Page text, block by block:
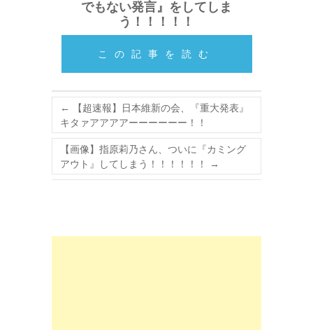
でもない発言』をしてしま
う！！！！！
この記事を読む
←
【超速報】日本維新の会、『重大発表』
キタァアアアアーーーーーー！！
【画像】指原莉乃さん、ついに『カミング
アウト』してしまう！！！！！！
→